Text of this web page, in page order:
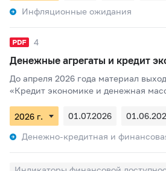
Инфляционные ожидания
4
Денежные агрегаты и кредит
До апреля 2026 года материал
«Кредит экономике и денежная
01.07.2026
Денежно-кредитная и